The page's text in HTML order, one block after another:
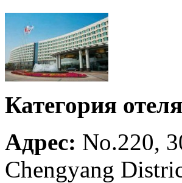
Категория
Адрес: No.220,
Chengyang